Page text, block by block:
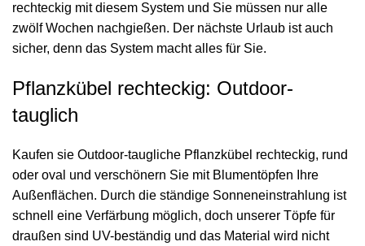
rechteckig mit diesem System und Sie müssen nur alle
zwölf Wochen nachgießen. Der nächste Urlaub ist auch
sicher, denn das System macht alles für Sie.
Pflanzkübel rechteckig: Outdoor-
tauglich
Kaufen sie Outdoor-taugliche Pflanzkübel rechteckig, rund
oder oval und verschönern Sie mit Blumentöpfen Ihre
Außenflächen. Durch die ständige Sonneneinstrahlung ist
schnell eine Verfärbung möglich, doch unserer Töpfe für
draußen sind UV-beständig und das Material wird nicht